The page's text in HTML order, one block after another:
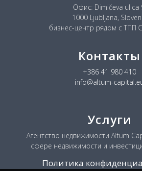
Офис: Dimičeva ulica
1000 Ljubljana,
бизнес-центр рядом с ТПП
Контакты
+386 41 980 410
info@altum-
Услуги
Агентство недвижимости Altum
сфере недвижимости и
Политика